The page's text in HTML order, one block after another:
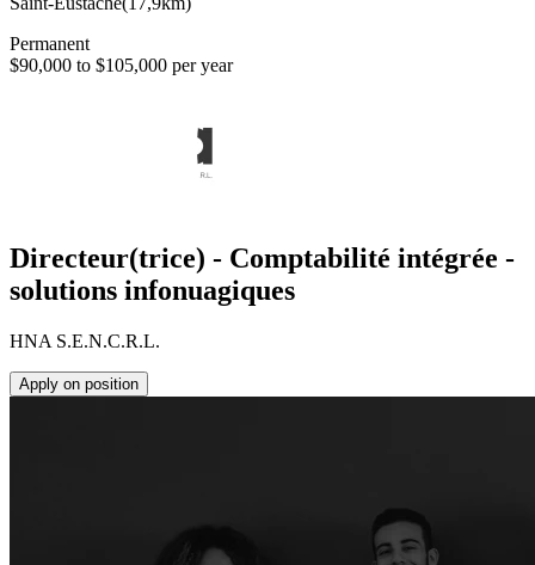
Permanent
$90,000 to $105,000 per year
Directeur(trice) - Comptabilité intégrée -
solutions infonuagiques
HNA S.E.N.C.R.L.
Apply on position